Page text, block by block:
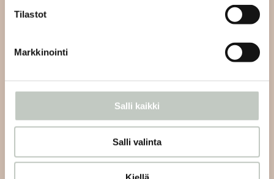
Tilastot
Markkinointi
Salli kaikki
Salli valinta
+358 50 5486084
Vallila:+358 40 1438600
Herttoniemi: +358 40 7526070
Tietosuojaseloste
Toimitus- ja maksuehdot
Evästeiden hallinta